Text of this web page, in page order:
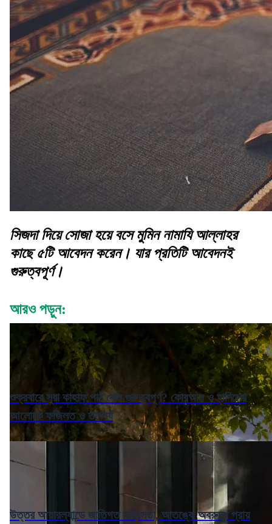
সিজদা দিয়ে সোজা হয়ে বসে মুমিন নামাযি আল্লাহর
কাছে ৫টি আবেদন করেন। যার প্রতিটি আবেদনই
গুরুত্বপূর্ণ।
আরও পড়ুন:
শুক্রবারে সুরা কাহাফ পাঠ কেন গুরুত্বপূর্ণ? কোরআন ও হাদিসের
আলোকে ফজিলত ও তাৎপর্য
উত্তর আয়ারল্যান্ডে জাতিগত সহিংসতা, আতঙ্কে অবরুদ্ধ প্রায়